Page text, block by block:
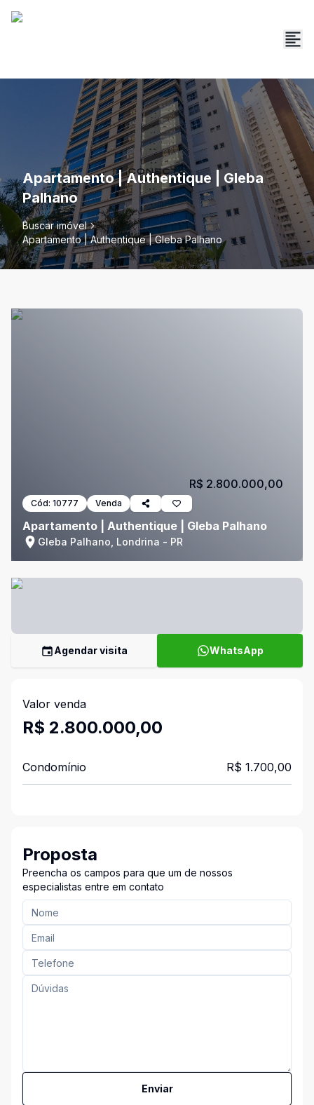
Apartamento | Authentique | Gleba
Palhano
Buscar imóvel
Apartamento | Authentique | Gleba Palhano
Cód: 10777 Venda
Apartamento | Authentique | Gleba Palhano
Gleba Palhano, Londrina - PR
R$ 2.800.000,00
Agendar visita WhatsApp
Valor venda
R$ 2.800.000,00
Condomínio R$ 1.700,00
Proposta
Preencha os campos para que um de nossos
especialistas entre em contato
Enviar